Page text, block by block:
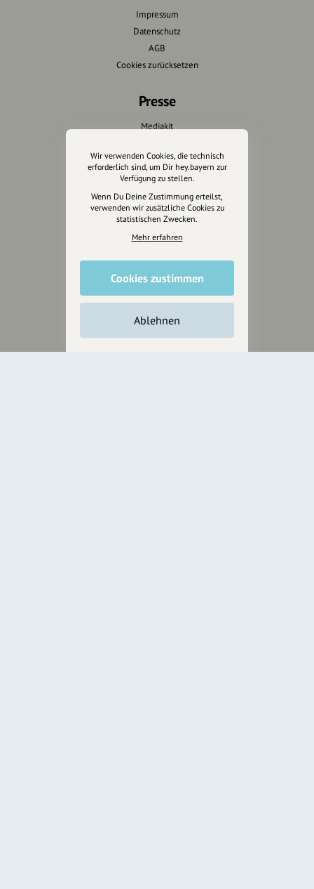
Impressum
Datenschutz
AGB
Cookies zurücksetzen
Presse
Mediakit
Presseberichte
Wir unterstützen Euch
Fotografie & mehr
Marketing
Anakin Design
Wir verwenden Cookies, die technisch
erforderlich sind, um Dir hey.bayern zur
Verfügung zu stellen.
Wenn Du Deine Zustimmung erteilst,
verwenden wir zusätzliche Cookies zu
statistischen Zwecken.
Mehr erfahren
Cookies zustimmen
Ablehnen